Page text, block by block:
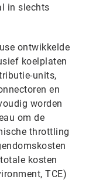
in slechts
ontwikkelde
koelplaten
units,
en
worden
om de
throttling
kosten
TCE)